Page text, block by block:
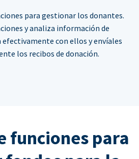
para gestionar los donantes.
y analiza información de
con ellos y envíales
los recibos de donación.
funciones para